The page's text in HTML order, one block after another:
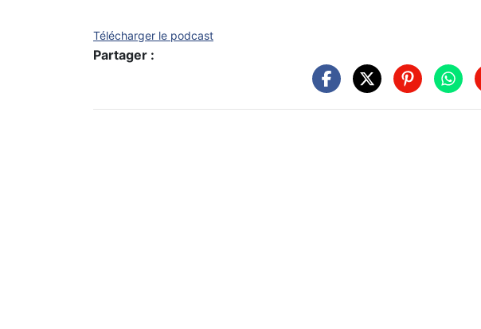
Télécharger le podcast
Partager :